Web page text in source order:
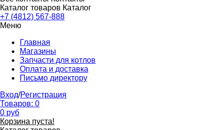
Каталог товаров Каталог
+7 (4812) 567-888
Меню
Главная
Магазины
Запчасти для котлов
Оплата и доставка
Письмо директору
Вход/Регистрация
Товаров: 0
0 руб
Корзина пуста!